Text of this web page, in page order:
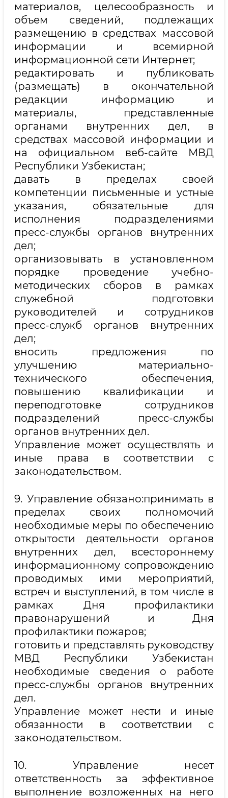
материалов, целесообразность и
объем сведений, подлежащих
размещению в средствах массовой
информации и всемирной
информационной сети Интернет;
редактировать и публиковать
(размещать) в окончательной
редакции информацию и
материалы, представленные
органами внутренних дел, в
средствах массовой информации и
на официальном веб-сайте МВД
Республики Узбекистан;
давать в пределах своей
компетенции письменные и устные
указания, обязательные для
исполнения подразделениями
пресс-службы органов внутренних
дел;
организовывать в установленном
порядке проведение учебно-
методических сборов в рамках
служебной подготовки
руководителей и сотрудников
пресс-служб органов внутренних
дел;
вносить предложения по
улучшению материально-
технического обеспечения,
повышению квалификации и
переподготовке сотрудников
подразделений пресс-службы
органов внутренних дел.
Управление может осуществлять и
иные права в соответствии с
законодательством.
9. Управление обязано:принимать в
пределах своих полномочий
необходимые меры по обеспечению
открытости деятельности органов
внутренних дел, всестороннему
информационному сопровождению
проводимых ими мероприятий,
встреч и выступлений, в том числе в
рамках Дня профилактики
правонарушений и Дня
профилактики пожаров;
готовить и представлять руководству
МВД Республики Узбекистан
необходимые сведения о работе
пресс-службы органов внутренних
дел.
Управление может нести и иные
обязанности в соответствии с
законодательством.
10. Управление несет
ответственность за эффективное
выполнение возложенных на него